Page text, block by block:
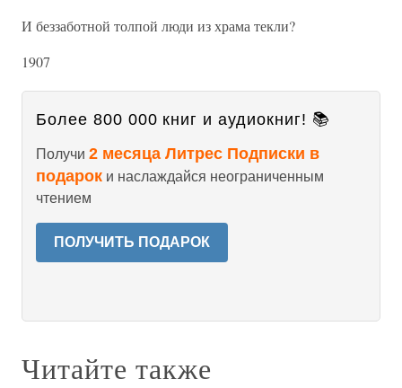
И беззаботной толпой люди из храма текли?
1907
Более 800 000 книг и аудиокниг! 📚
Получи 2 месяца Литрес Подписки в
подарок и наслаждайся неограниченным
чтением
ПОЛУЧИТЬ ПОДАРОК
Читайте также